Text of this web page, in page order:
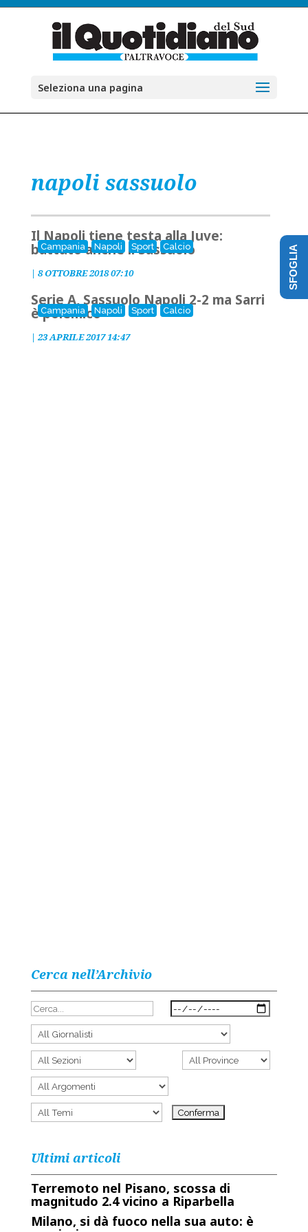
Seleziona una pagina
napoli sassuolo
Campania Napoli Sport Calcio
Il Napoli tiene testa alla Juve:
battuto anche il Sassuolo
| 8 OTTOBRE 2018 07:10
Campania Napoli Sport Calcio
Serie A, Sassuolo Napoli 2-2 ma Sarri
è polemico
| 23 APRILE 2017 14:47
Cerca nell’Archivio
Ultimi articoli
Terremoto nel Pisano, scossa di
magnitudo 2.4 vicino a Riparbella
Milano, si dà fuoco nella sua auto: è
SFOGLIA